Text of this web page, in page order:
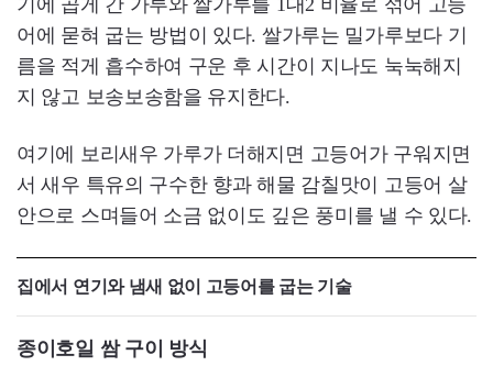
기에 곱게 간 가루와 쌀가루를 1대2 비율로 섞어 고등
어에 묻혀 굽는 방법이 있다. 쌀가루는 밀가루보다 기
름을 적게 흡수하여 구운 후 시간이 지나도 눅눅해지
지 않고 보송보송함을 유지한다.
여기에 보리새우 가루가 더해지면 고등어가 구워지면
서 새우 특유의 구수한 향과 해물 감칠맛이 고등어 살
안으로 스며들어 소금 없이도 깊은 풍미를 낼 수 있다.
집에서 연기와 냄새 없이 고등어를 굽는 기술
종이호일 쌈 구이 방식